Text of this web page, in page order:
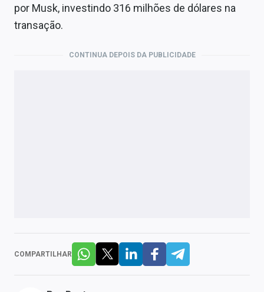
por Musk, investindo 316 milhões de dólares na
transação.
CONTINUA DEPOIS DA PUBLICIDADE
COMPARTILHAR